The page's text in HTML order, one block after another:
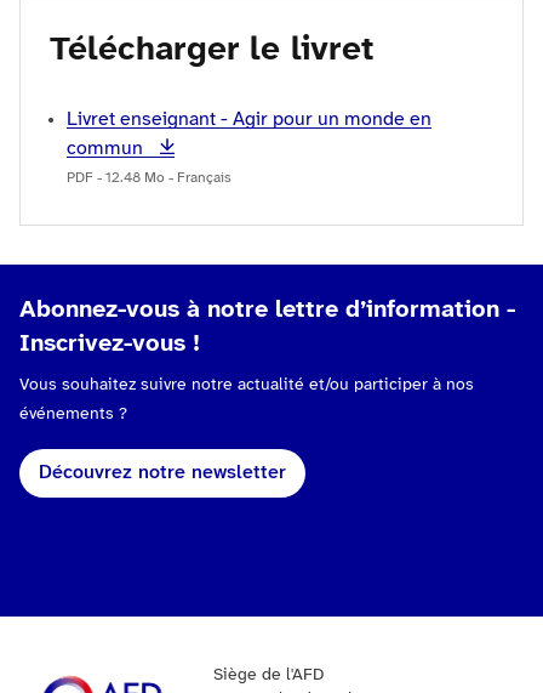
Télécharger le livret
Livret enseignant - Agir pour un monde en
commun
PDF - 12.48 Mo - Français
Abonnez-vous à notre lettre d’information -
Inscrivez-vous !
Vous souhaitez suivre notre actualité et/ou participer à nos
événements ?
Découvrez notre newsletter
Siège de l'AFD